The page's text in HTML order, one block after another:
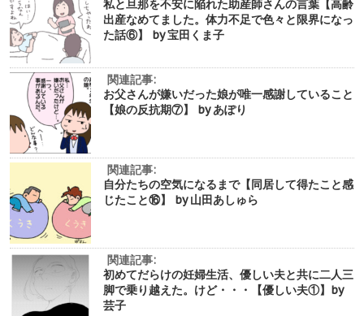
私と旦那を不安に陥れた助産師さんの言葉【高齢
出産なめてました。体力不足で色々と限界になっ
た話⑥】 by 宝田くま子
関連記事:
お父さんが嫌いだった娘が唯一感謝していること
【娘の反抗期⑦】 by あぽり
関連記事:
自分たちの空気になるまで【同居して得たこと感
じたこと⑯】 by 山田あしゅら
関連記事:
初めてだらけの妊婦生活、優しい夫と共に二人三
脚で乗り越えた。けど・・・【優しい夫①】by
芸子